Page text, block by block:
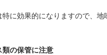
に効果的になりますので、
類の保管に注意